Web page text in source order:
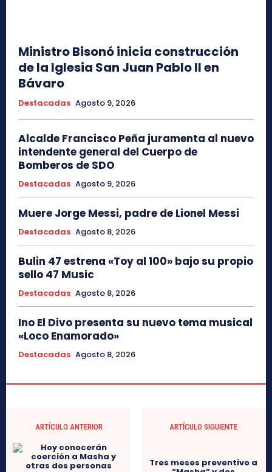
Ministro Bisonó inicia construcción
de la Iglesia San Juan Pablo II en
Bávaro
Destacadas Agosto 9, 2026
Alcalde Francisco Peña juramenta al nuevo
intendente general del Cuerpo de
Bomberos de SDO
Destacadas Agosto 9, 2026
Muere Jorge Messi, padre de Lionel Messi
Destacadas Agosto 8, 2026
Bulin 47 estrena «Toy al 100» bajo su propio
sello 47 Music
Destacadas Agosto 8, 2026
Ino El Divo presenta su nuevo tema musical
«Loco Enamorado»
Destacadas Agosto 8, 2026
ARTÍCULO ANTERIOR ARTÍCULO SIGUIENTE